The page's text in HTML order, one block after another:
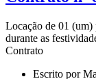
Locação de 01 (um)
durante as
Contrato
Escrito por